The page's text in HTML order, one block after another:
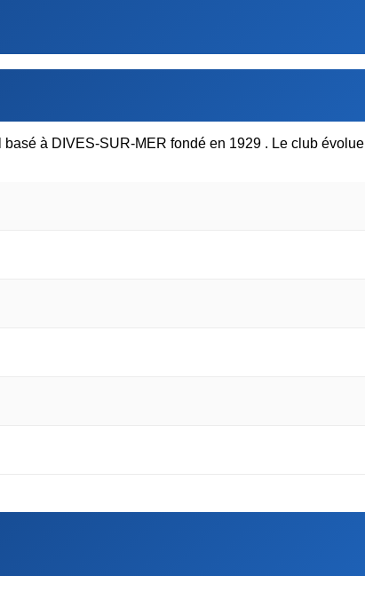
à DIVES-SUR-MER fondé en 1929 . Le club évolue